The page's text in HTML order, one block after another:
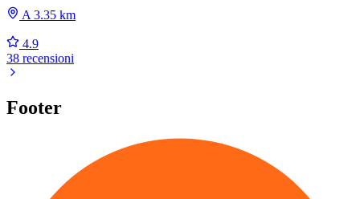
A 3.35 km
4.9
38 recensioni
Footer